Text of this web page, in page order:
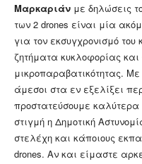
Μαρκαριάν με δηλώσεις
των 2 drones είναι μία
για τον εκσυγχρονισμό
ζητήματα κυκλοφορίας και
μικροπαραβατικότητας.
άμεσοι στα εν εξελίξει
προστατεύσουμε καλύτερα
στιγμή η Δημοτική
στελέχη και κάποιους
drones. Αν και είμαστε